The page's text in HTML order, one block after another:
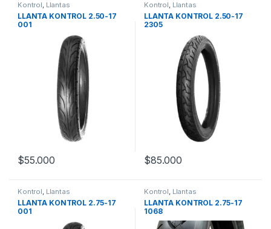
Kontrol, Llantas
LLANTA KONTROL 2.50-17
001
$55.000
Kontrol, Llantas
LLANTA KONTROL 2.50-17
2305
$85.000
Kontrol, Llantas
LLANTA KONTROL 2.75-17
001
Kontrol, Llantas
LLANTA KONTROL 2.75-17
1068